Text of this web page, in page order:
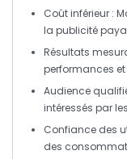
Coût inférieur :
la publicité
Résultats
performances
Audience
intéressés par
Confiance des
des